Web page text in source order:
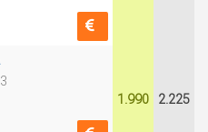
1.990 2.225